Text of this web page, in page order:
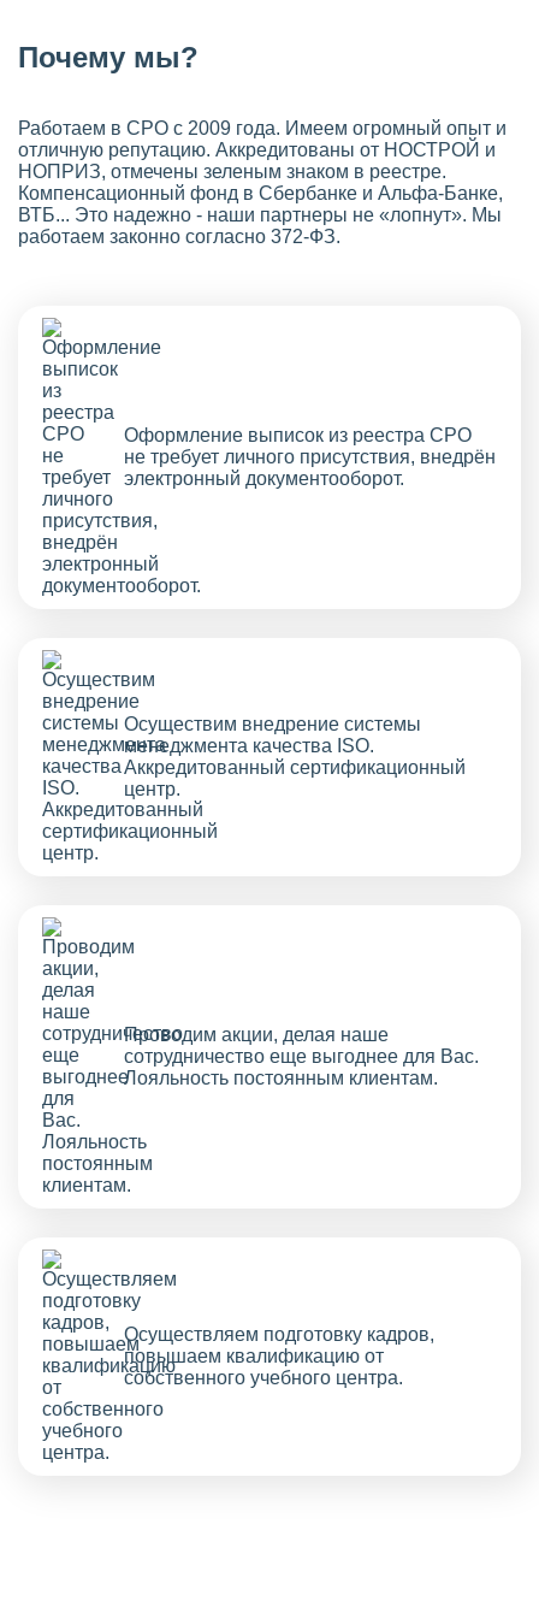
Почему мы?
Работаем в СРО с 2009 года. Имеем огромный опыт и
отличную репутацию. Аккредитованы от НОСТРОЙ и
НОПРИЗ, отмечены зеленым знаком в реестре.
Компенсационный фонд в Сбербанке и Альфа-Банке,
ВТБ... Это надежно - наши партнеры не «лопнут». Мы
работаем законно согласно 372-ФЗ.
Оформление выписок из реестра СРО
не требует личного присутствия, внедрён
электронный документооборот.
Осуществим внедрение системы
менеджмента качества ISO.
Аккредитованный сертификационный
центр.
Проводим акции, делая наше
сотрудничество еще выгоднее для Вас.
Лояльность постоянным клиентам.
Осуществляем подготовку кадров,
повышаем квалификацию от
собственного учебного центра.